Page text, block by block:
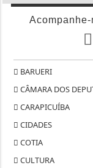
BARUERI
CÂMARA DOS
CARAPICUÍBA
CIDADES
COTIA
CULTURA